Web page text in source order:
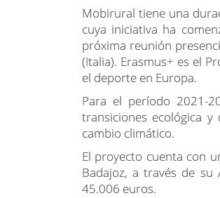
Mobirural tiene una
cuya iniciativa ha
próxima reunión
(Italia). Erasmus+ es el
el deporte en Europa.
Para el período 2021-
transiciones ecológica
cambio climático.
El proyecto cuenta con
Badajoz, a través de su
45.006 euros.